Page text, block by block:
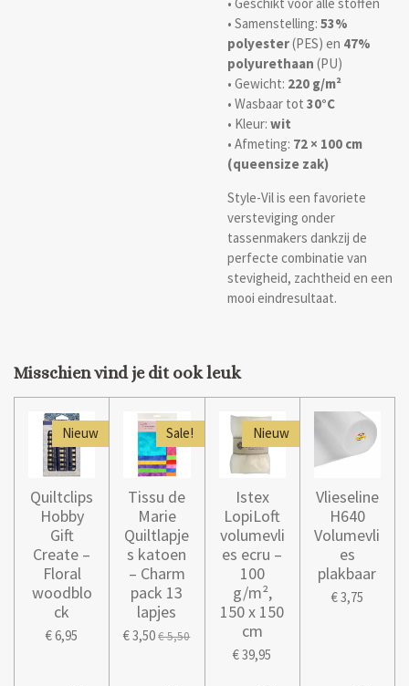
• Samenstelling: 53%
polyester(PES) en 47%
polyurethaan (PU)
• Gewicht: 220 g/m²
• Wasbaar tot 30°C
• Kleur: wit
• Afmeting: 72 × 100 cm
(queensize zak)
Style-Vil is een favoriete
versteviging onder
tassenmakers dankzij de
perfecte combinatie van
stevigheid, zachtheid en een
mooi eindresultaat.
Misschien vind je dit ook leuk
Nieuw
Quiltclips
Hobby
Gift
Create –
Floral
woodblo
ck
€ 6,95
Sale!
Tissu de
Marie
Quiltlapje
s katoen
– Charm
pack 13
lapjes
€ 3,50€ 5,50
Nieuw
Istex
LopiLoft
volumevli
es ecru –
100
g/m²,
150 x 150
cm
€ 39,95
Vlieseline
H640
Volumevli
es
plakbaar
€ 3,75